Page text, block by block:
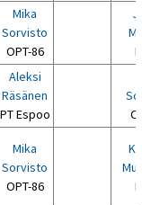
Mika
Sorvisto
OPT-86
Aleksi
Räsänen
PT Espoo
Mika
Sorvisto
OPT-86